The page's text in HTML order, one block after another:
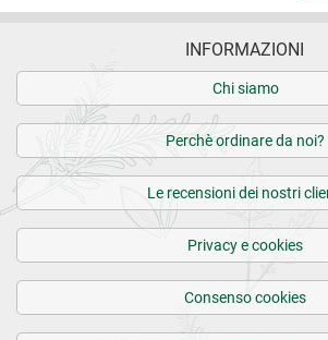
INFORMAZIONI
Chi siamo
Perchè ordinare da noi?
Le recensioni dei nostri
Privacy e cookies
Consenso cookies